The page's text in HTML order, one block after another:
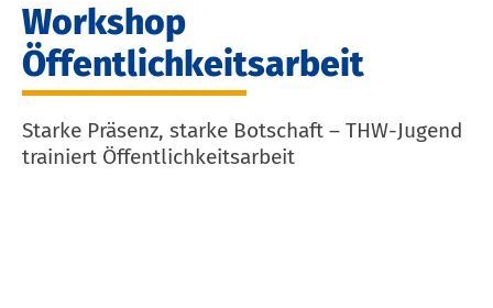
Workshop
Öffentlichkeitsarbeit
Starke Präsenz, starke Botschaft – THW-Jugend
trainiert Öffentlichkeitsarbeit